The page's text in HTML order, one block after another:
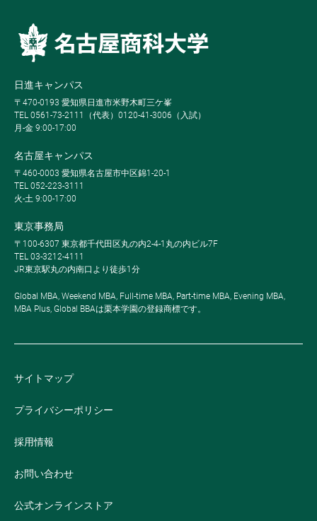
日進キャンパス
〒470-0193 愛知県日進市米野木町三ケ峯
TEL 0561-73-2111（代表）0120-41-3006（入試）
月-金 9:00-17:00
名古屋キャンパス
〒460-0003 愛知県名古屋市中区錦1-20-1
TEL 052-223-3111
火-土 9:00-17:00
東京事務局
〒100-6307 東京都千代田区丸の内2-4-1丸の内ビル7F
TEL 03-3212-4111
JR東京駅丸の内南口より徒歩1分
Global MBA, Weekend MBA, Full-time MBA, Part-time MBA, Evening MBA,
MBA Plus, Global BBAは栗本学園の登録商標です。
サイトマップ
プライバシーポリシー
採用情報
お問い合わせ
公式オンラインストア